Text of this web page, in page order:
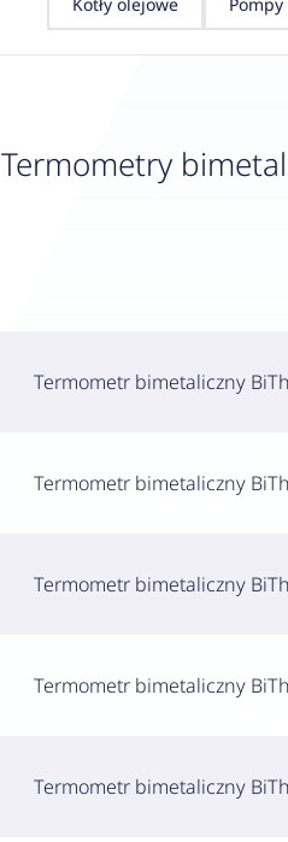
Termometry
Termometr bimetaliczny
Termometr bimetaliczny
Termometr bimetaliczny
Termometr bimetaliczny
Termometr bimetaliczny